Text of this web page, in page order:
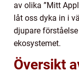
av olika ”Mitt
låt oss dyka in i
djupare
ekosystemet.
Översikt